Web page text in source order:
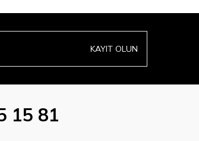
KAYIT OLUN
15 81